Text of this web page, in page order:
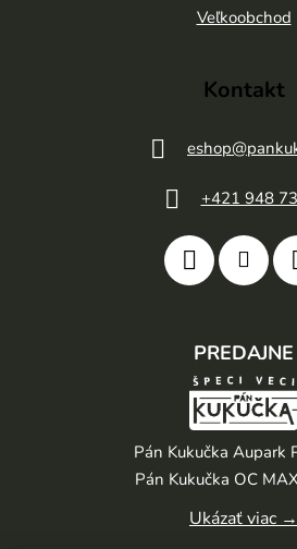
Veľkoobchod
Kontakt
eshop@
+421 948
PREDAJNE
Pán Kukučka Aupark
Pán Kukučka OC
Ukázať viac →